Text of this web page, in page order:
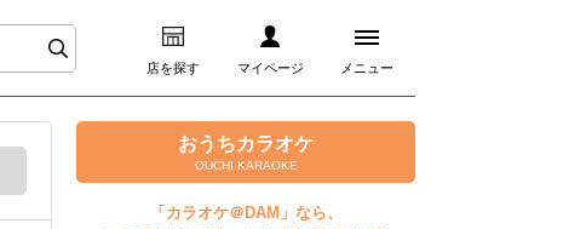
店を探す マイページ メニュー
ログイン
マイページ
おうちカラオケ
OUCHI KARAOKE
「カラオケ＠DAM」なら、